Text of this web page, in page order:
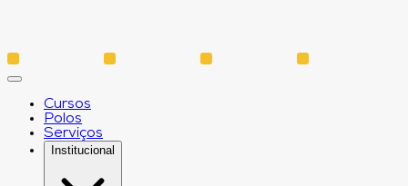
Cursos
Polos
Serviços
Institucional